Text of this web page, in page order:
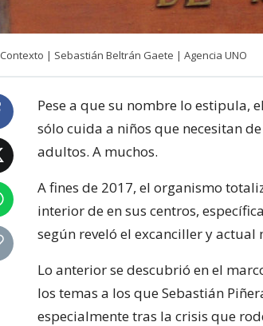
Contexto | Sebastián Beltrán Gaete | Agencia UNO
Pese a que su nombre lo estipula,
sólo cuida a niños que necesitan
adultos. A muchos.
A fines de 2017, el organismo
interior de en sus centros,
según reveló el excanciller y
Lo anterior se descubrió en el
los temas a los que Sebastián
especialmente tras la crisis que